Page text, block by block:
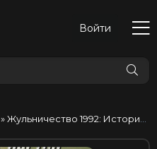
Войти
» Жульничество 1992: История Харшада Мехты